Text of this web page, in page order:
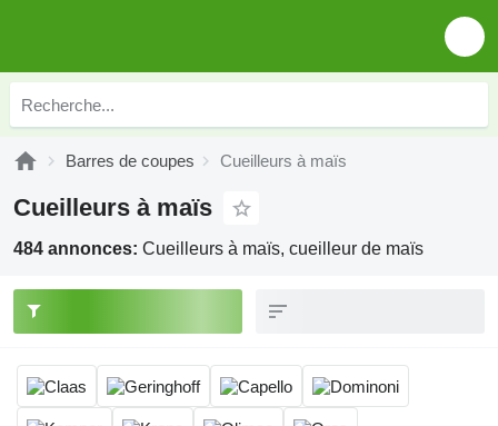
Barres de coupes Cueilleurs à maïs
Cueilleurs à maïs
484 annonces: Cueilleurs à maïs, cueilleur de maïs